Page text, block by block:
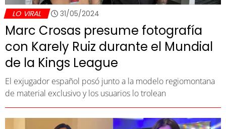
LO VIRAL 31/05/2024
Marc Crosas presume fotografía
con Karely Ruiz durante el Mundial
de la Kings League
El exjugador español posó junto a la modelo regiomontana
de material exclusivo y los usuarios lo trolean